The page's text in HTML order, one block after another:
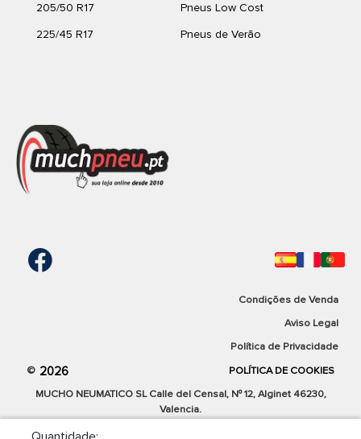
Pneus Low Cost
Pneus de Verão
205/50 R17
225/45 R17
Condições de Venda
Aviso Legal
Política de Privacidade
© 2026
POLÍTICA DE COOKIES
MUCHO NEUMATICO SL Calle del Censal, Nº 12, Alginet 46230,
Valencia.